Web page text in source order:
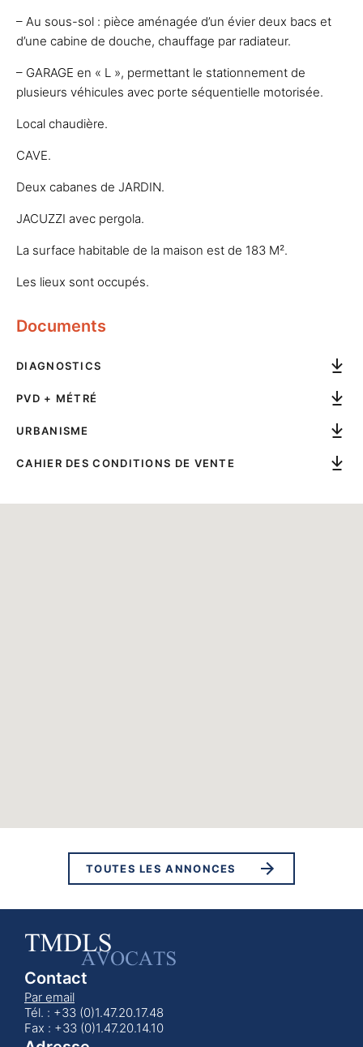
– Au sous-sol : pièce aménagée d’un évier deux bacs et
d’une cabine de douche, chauffage par radiateur.
– GARAGE en « L », permettant le stationnement de
plusieurs véhicules avec porte séquentielle motorisée.
Local chaudière.
CAVE.
Deux cabanes de JARDIN.
JACUZZI avec pergola.
La surface habitable de la maison est de 183 M².
Les lieux sont occupés.
Documents
DIAGNOSTICS
PVD + MÉTRÉ
URBANISME
CAHIER DES CONDITIONS DE VENTE
TOUTES LES ANNONCES
Contact
Par email
Tél. : +33 (0)1.47.20.17.48
Fax : +33 (0)1.47.20.14.10